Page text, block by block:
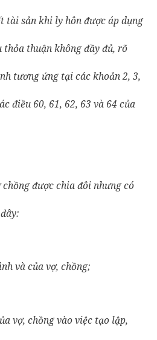
tài sản khi ly hôn được áp dụng
thỏa thuận không đầy đủ, rõ
tương ứng tại các khoản 2, 3,
điều 60, 61, 62, 63 và 64 của
được chia đôi nhưng có
và của vợ, chồng;
vợ, chồng vào việc tạo lập,